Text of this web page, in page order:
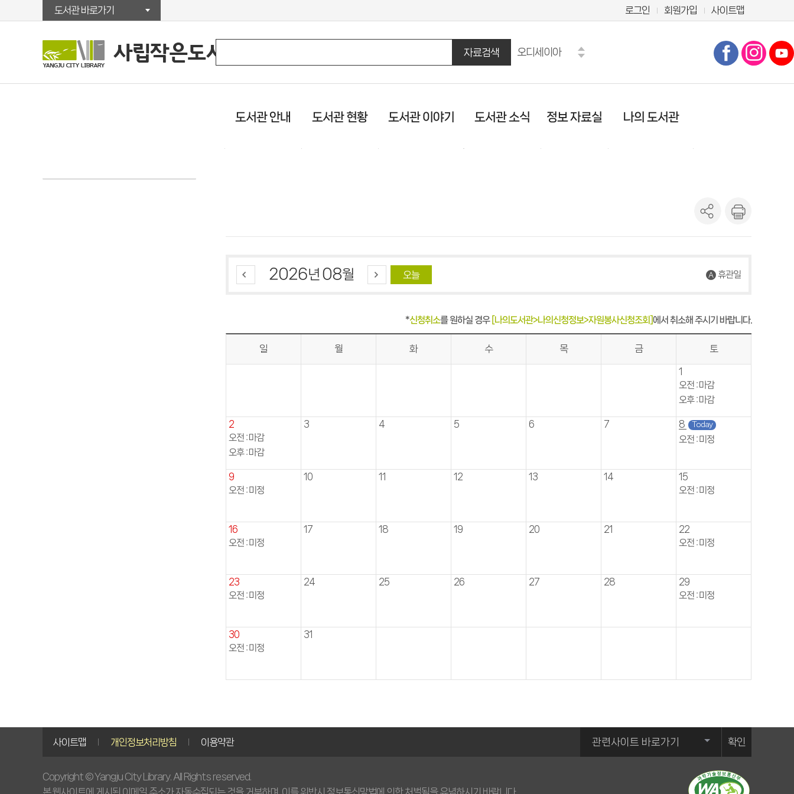
도서관 바로가기 로그인 회원가입 사이트맵
자료검색
오디세이아
만화
마법천자문
도서관 안내 도서관 현황 도서관 이야기 도서관 소식 정보 자료실 나의 도서관
도서추천서비스
2026년 08월 오늘 휴관일
*신청취소를 원하실 경우 [나의도서관>나의신청정보>자원봉사신청조회]에서 취소해 주시기 바랍니다.
일 월 화 수 목 금 토
1
오전 : 마감
오후 : 마감
2
오전 : 마감
오후 : 마감
3 4 5 6 7 8 Today
오전 : 미정
9
오전 : 미정
10 11 12 13 14 15
오전 : 미정
16
오전 : 미정
17 18 19 20 21 22
오전 : 미정
23
오전 : 미정
24 25 26 27 28 29
오전 : 미정
30
오전 : 미정
31
사이트맵 개인정보처리방침 이용약관 확인
Copyright © Yangju City Library. All Rights reserved.
본 웹사이트에 게시된 이메일 주소가 자동수집되는 것을 거부하며, 이를 위반시 정보통신망법에 의한 처벌됨을 유념하시기 바랍니다.